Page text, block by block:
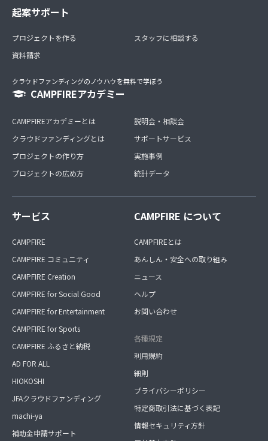
起案サポート
プロジェクトを作る
資料請求
スタッフに相談する
クラウドファンディングのノウハウを無料で学ぼう
CAMPFIREアカデミー
CAMPFIREアカデミーとは
クラウドファンディングとは
プロジェクトの作り方
プロジェクトの広め方
説明会・相談会
サポートサービス
実施事例
統計データ
サービス
CAMPFIRE
CAMPFIRE コミュニティ
CAMPFIRE Creation
CAMPFIRE for Social Good
CAMPFIRE for Entertainment
CAMPFIRE for Sports
CAMPFIRE ふるさと納税
AD FOR ALL
HIOKOSHI
JFAクラウドファンディング
machi-ya
補助金申請サポート
CAMPFIRE について
CAMPFIREとは
あんしん・安全への取り組み
ニュース
ヘルプ
お問い合わせ
各種規定
利用規約
細則
プライバシーポリシー
特定商取引法に基づく表記
情報セキュリティ方針